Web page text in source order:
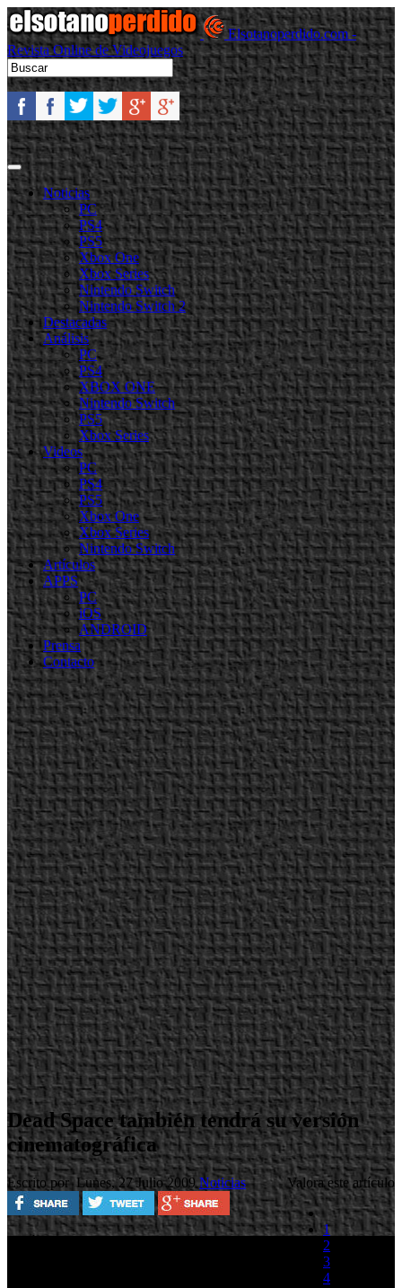
Elsotanoperdido.com -
Revista Online de Videojuegos
Noticias
PC
PS4
PS5
Xbox One
Xbox Series
Nintendo Switch
Nintendo Switch 2
Destacadas
Análisis
PC
PS4
XBOX ONE
Nintendo Switch
PS5
Xbox Series
Videos
PC
PS4
PS5
Xbox One
Xbox Series
Nintendo Switch
Artículos
APPS
PC
iOS
ANDROID
Prensa
Contacto
Dead Space también tendrá su versión
cinematográfica
Escrito porLunes, 27 Julio 2009Noticias Valora este artículo
1
2
3
4
Según informa la revista Variety, Dead Space